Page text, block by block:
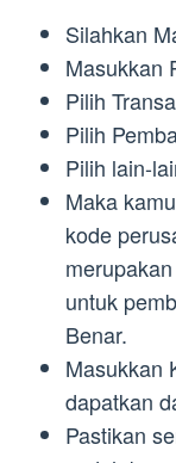
Silahkan
Masukkan
Pilih
Pilih
Pilih lain-
Maka
kode
untuk
Benar.
Masukkan
dapatkan
Pastikan